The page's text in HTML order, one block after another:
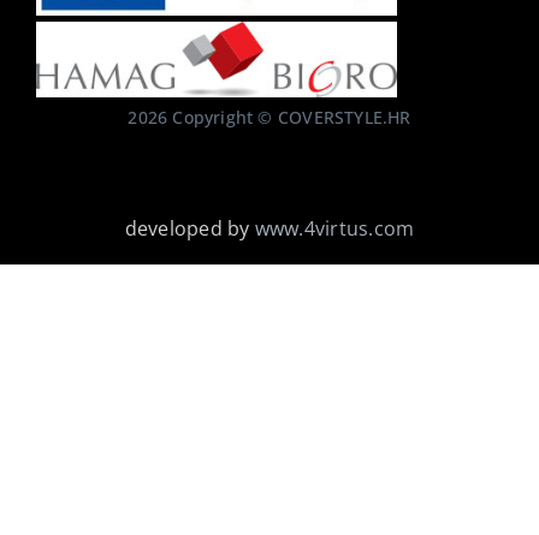
2026 Copyright © COVERSTYLE.HR
developed by www.4virtus.com